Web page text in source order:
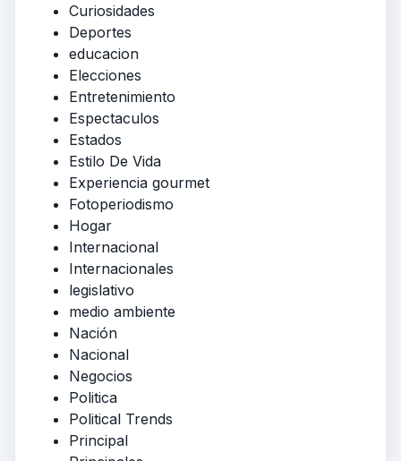
Curiosidades
Deportes
educacion
Elecciones
Entretenimiento
Espectaculos
Estados
Estilo De Vida
Experiencia gourmet
Fotoperiodismo
Hogar
Internacional
Internacionales
legislativo
medio ambiente
Nación
Nacional
Negocios
Politica
Political Trends
Principal